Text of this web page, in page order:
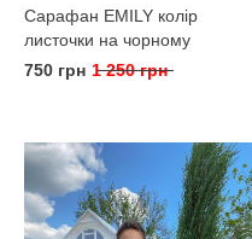
Сарафан EMILY колір
листочки на чорному
750 грн 1 250 грн